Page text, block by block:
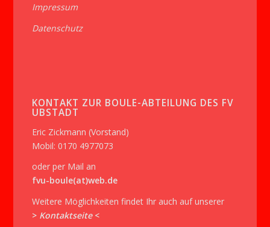
Impressum
Datenschutz
KONTAKT ZUR BOULE-ABTEILUNG DES FV
UBSTADT
Eric Zickmann (Vorstand)
Mobil: 0170 4977073
oder per Mail an
fvu-boule(at)web.de
Weitere Möglichkeiten findet Ihr auch auf unserer
> Kontaktseite <